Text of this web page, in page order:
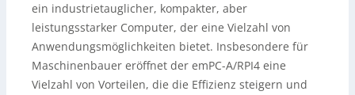
ein industrietauglicher, kompakter, aber
leistungsstarker Computer, der eine Vielzahl von
Anwendungsmöglichkeiten bietet. Insbesondere für
Maschinenbauer eröffnet der emPC-A/RPI4 eine
Vielzahl von Vorteilen, die die Effizienz steigern und